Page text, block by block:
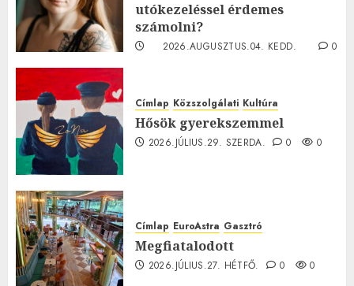
utókezeléssel érdemes
számolni?
2026.AUGUSZTUS.04. KEDD.
0
Címlap Közszolgálati Kultúra
Hősök gyerekszemmel
2026.JÚLIUS.29. SZERDA. 0 0
Címlap EuroAstra Gasztró
Megfiatalodott
2026.JÚLIUS.27. HÉTFŐ. 0 0